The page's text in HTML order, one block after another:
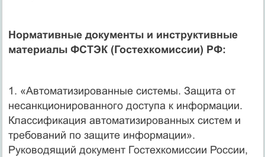
Нормативные документы и инструктивные
материалы ФСТЭК (Гостехкомиссии) РФ:
1. «Автоматизированные системы. Защита от
несанкционированного доступа к информации.
Классификация автоматизированных систем и
требований по защите информации».
Руководящий документ Гостехкомиссии России,